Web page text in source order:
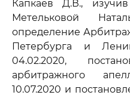
Капкаев Д.В.,
Метельковой
определение
Петербурга и
04.02.2020,
арбитражного
10.07.2020 и